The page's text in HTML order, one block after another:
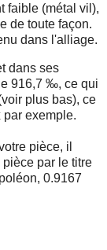
faible (métal vil),
de toute façon.
dans l'alliage.
dans ses
916,7 ‰, ce qui
plus bas), ce
exemple.
pièce, il
par le titre
0.9167